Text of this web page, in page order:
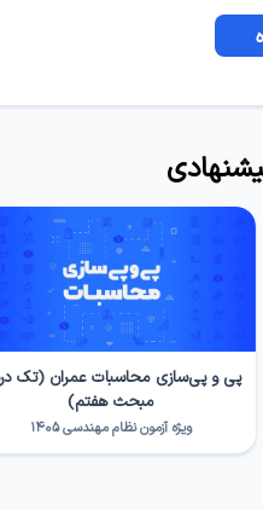
پی و پی‌سازی محاسبات عمران (تک
مبحث هفتم)
ویژه آزمون نظام مهندسی ۱۴۰۵